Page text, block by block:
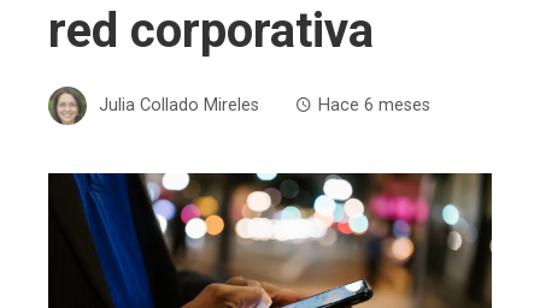
red corporativa
Julia Collado Mireles Hace 6 meses